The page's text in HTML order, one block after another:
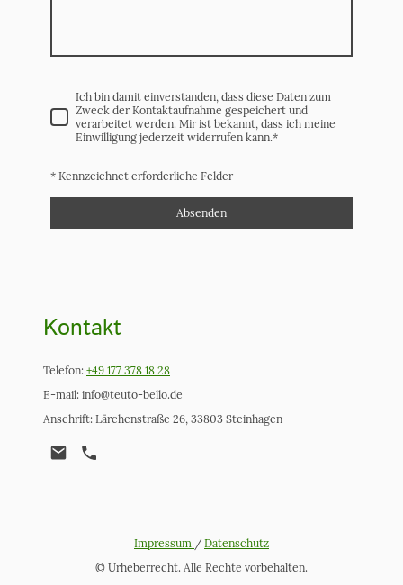
Ich bin damit einverstanden, dass diese Daten zum
Zweck der Kontaktaufnahme gespeichert und
verarbeitet werden. Mir ist bekannt, dass ich meine
Einwilligung jederzeit widerrufen kann.*
* Kennzeichnet erforderliche Felder
Absenden
Kontakt
Telefon: +49 177 378 18 28
E-mail: info@teuto-bello.de
Anschrift: Lärchenstraße 26, 33803 Steinhagen
Impressum / Datenschutz
© Urheberrecht. Alle Rechte vorbehalten.